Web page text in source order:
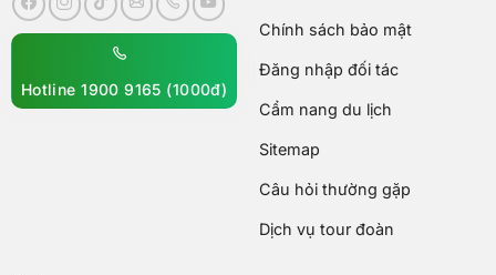
Hotline 1900 9165 (1000đ)
Chính sách bảo mật
Đăng nhập đối tác
Cẩm nang du lịch
Sitemap
Câu hỏi thường gặp
Dịch vụ tour đoàn